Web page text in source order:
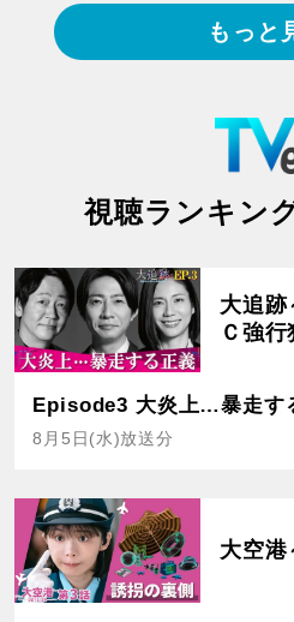
もっと
視聴ランキン
大追跡
Ｃ強
Episode3 大炎上…暴走す
8月5日(水)放送分
大空港